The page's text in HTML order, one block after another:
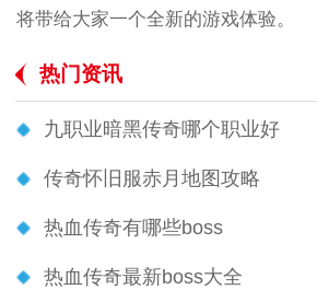
将带给大家一个全新的游戏体验。
热门资讯
九职业暗黑传奇哪个职业好
传奇怀旧服赤月地图攻略
热血传奇有哪些boss
热血传奇最新boss大全